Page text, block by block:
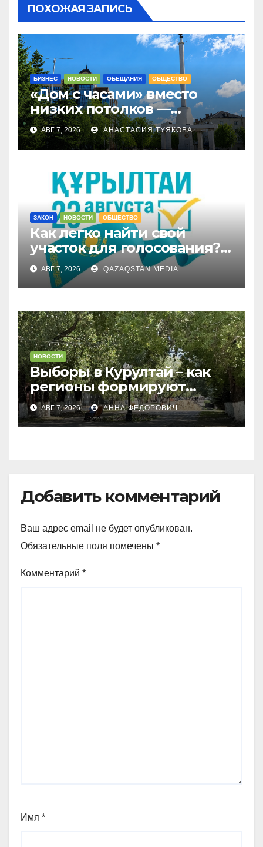
ПОХОЖАЯ ЗАПИСЬ
БИЗНЕС НОВОСТИ ОБЕЩАНИЯ ОБЩЕСТВО
«Дом с часами» вместо
низких потолков —
качество новостроек
раскритиковал аким СКО
АВГ 7, 2026 АНАСТАСИЯ ТУЯКОВА
ЗАКОН НОВОСТИ ОБЩЕСТВО
Как легко найти свой
участок для голосования?
Запущен онлайн-сервис
АВГ 7, 2026 QAZAQSTAN MEDIA
НОВОСТИ
Выборы в Курултай – как
регионы формируют
политическую повестку
АВГ 7, 2026 АННА ФЕДОРОВИЧ
Добавить комментарий
Ваш адрес email не будет опубликован.
Обязательные поля помечены *
Комментарий *
Имя *